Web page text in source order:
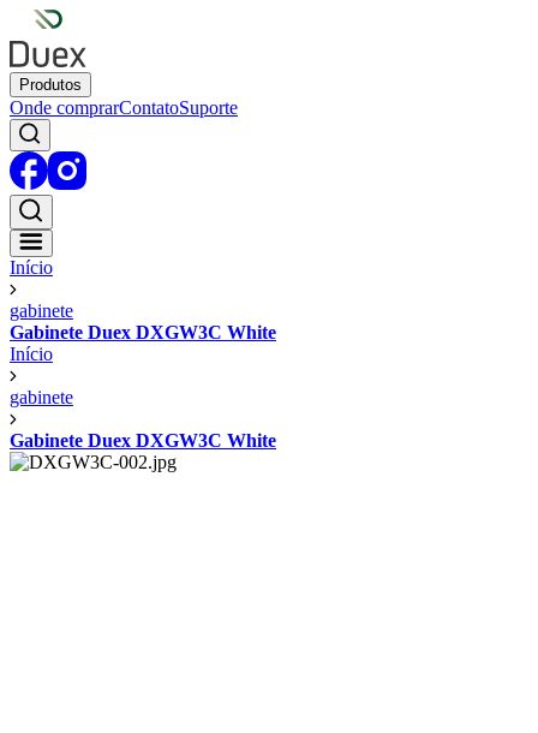
Produtos
Onde comprarContatoSuporte
Início
gabinete
Gabinete Duex DXGW3C White
Início
gabinete
Gabinete Duex DXGW3C White